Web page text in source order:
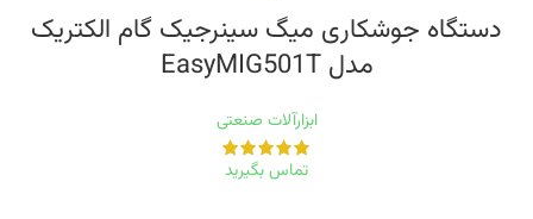
دستگاه جوشکاری میگ سینرجیک گام الکتریک
مدل EasyMIG501T
ابزارآلات صنعتی
تماس بگیرید